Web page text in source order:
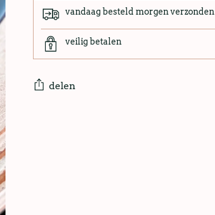
vandaag besteld morgen verzonden
veilig betalen
delen